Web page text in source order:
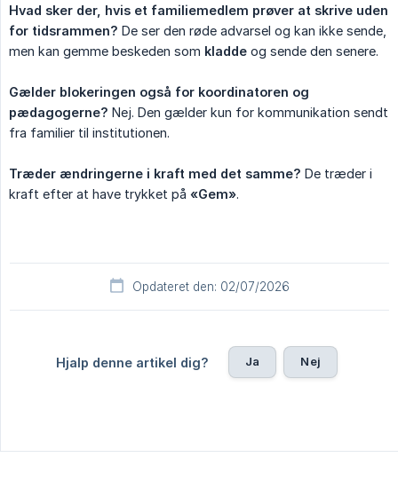
Hvad sker der, hvis et familiemedlem prøver at skrive uden
for tidsrammen? De ser den røde advarsel og kan ikke sende,
men kan gemme beskeden som kladde og sende den senere.
Gælder blokeringen også for koordinatoren og
pædagogerne? Nej. Den gælder kun for kommunikation sendt
fra familier til institutionen.
Træder ændringerne i kraft med det samme? De træder i
kraft efter at have trykket på «Gem».
Opdateret den: 02/07/2026
Hjalp denne artikel dig? Ja Nej